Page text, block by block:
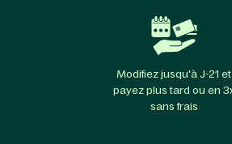
Modifiez jusqu'à J-21 et
payez plus tard ou en
sans frais